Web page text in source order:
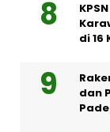
di
dan